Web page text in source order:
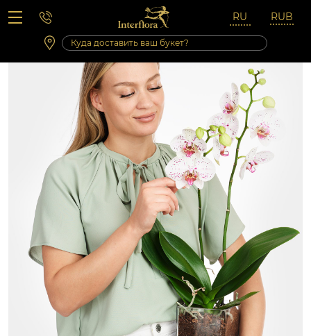
Вопросы-ответы
Сб 10:00 ‐ 14:00
Выходные и праздничные дни